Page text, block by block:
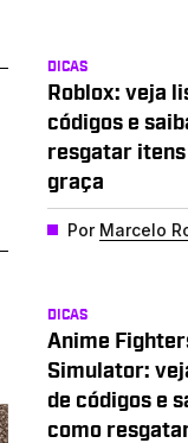
DICAS
Roblox: veja
códigos e
resgatar itens
graça
Por Marcelo
DICAS
Anime
Simulator:
de códigos e
como